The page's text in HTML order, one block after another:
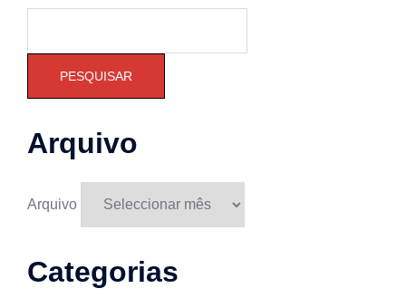
PESQUISAR
Arquivo
Arquivo
Categorias